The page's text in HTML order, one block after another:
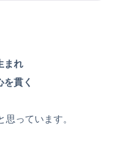
まれ
貫く
思っています。